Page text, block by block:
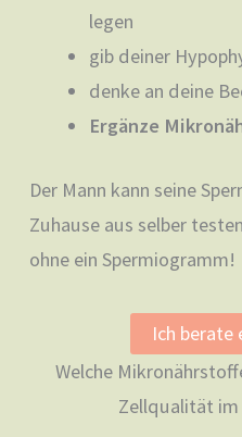
legen
gib deiner
denke an deine
Ergänze
Der Mann kann seine
Zuhause aus selber
ohne ein Spermiogramm!
Ich berate
Welche
Zellqualität im